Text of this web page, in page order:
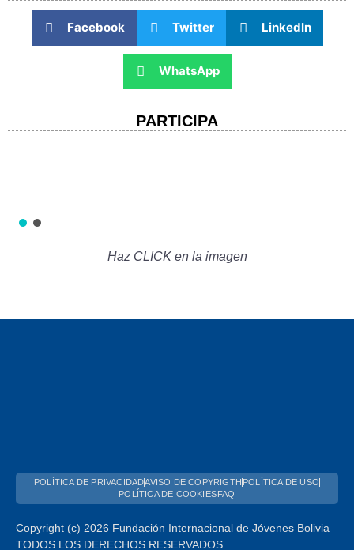
Facebook Twitter LinkedIn
WhatsApp
PARTICIPA
Haz CLICK en la imagen
POLÍTICA DE PRIVACIDADAVISO DE COPYRIGTH POLÍTICA DE USO
POLÍTICA DE COOKIESFAQ
Copyright (c) 2026 Fundación Internacional de Jóvenes Bolivia
TODOS LOS DERECHOS RESERVADOS.